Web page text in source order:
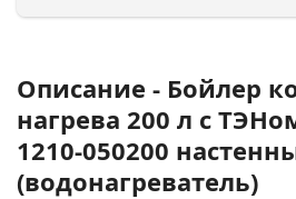
Описание - Бойлер
нагрева 200 л с
1210-050200
(водонагреватель)